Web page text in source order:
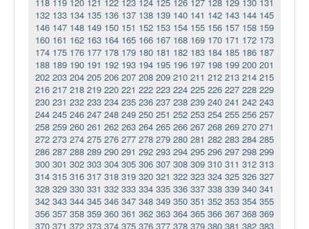
132 133 134 135 136 137 138 139 140 141 142 143 144 145
146 147 148 149 150 151 152 153 154 155 156 157 158 159
160 161 162 163 164 165 166 167 168 169 170 171 172 173
174 175 176 177 178 179 180 181 182 183 184 185 186 187
188 189 190 191 192 193 194 195 196 197 198 199 200 201
202 203 204 205 206 207 208 209 210 211 212 213 214 215
216 217 218 219 220 221 222 223 224 225 226 227 228 229
230 231 232 233 234 235 236 237 238 239 240 241 242 243
244 245 246 247 248 249 250 251 252 253 254 255 256 257
258 259 260 261 262 263 264 265 266 267 268 269 270 271
272 273 274 275 276 277 278 279 280 281 282 283 284 285
286 287 288 289 290 291 292 293 294 295 296 297 298 299
300 301 302 303 304 305 306 307 308 309 310 311 312 313
314 315 316 317 318 319 320 321 322 323 324 325 326 327
328 329 330 331 332 333 334 335 336 337 338 339 340 341
342 343 344 345 346 347 348 349 350 351 352 353 354 355
356 357 358 359 360 361 362 363 364 365 366 367 368 369
370 371 372 373 374 375 376 377 378 379 380 381 382 383